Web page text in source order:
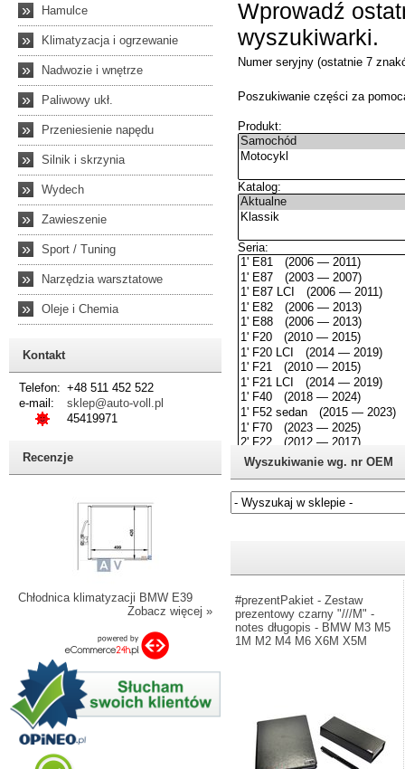
» Hamulce
» Klimatyzacja i ogrzewanie
» Nadwozie i wnętrze
» Paliwowy ukł.
» Przeniesienie napędu
» Silnik i skrzynia
» Wydech
» Zawieszenie
» Sport / Tuning
» Narzędzia warsztatowe
» Oleje i Chemia
Kontakt
Telefon: +48 511 452 522
e-mail:
sklep@auto-voll.pl
45419971
Recenzje
Chłodnica klimatyzacji BMW E39
Zobacz więcej »
Wyszukiwanie wg. nr OEM
#prezentPakiet - Zestaw
prezentowy czarny "///M" -
notes długopis - BMW M3 M5
1M M2 M4 M6 X6M X5M